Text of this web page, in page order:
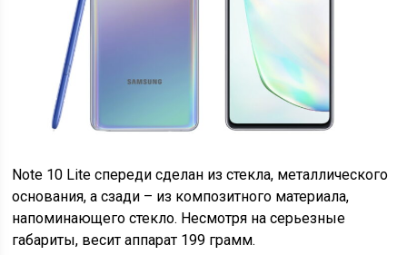
Note 10 Lite спереди сделан из стекла, металлического
основания, а сзади – из композитного материала,
напоминающего стекло. Несмотря на серьезные
габариты, весит аппарат 199 грамм.